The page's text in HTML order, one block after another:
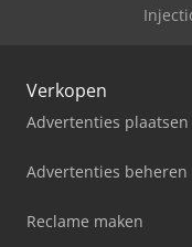
Verkopen
Advertenties plaatsen
Advertenties beheren
Reclame maken